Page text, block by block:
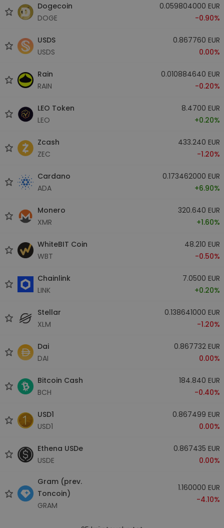
Dogecoin
DOGE
0.059804000 EUR
-0.90%
USDS
USDS
0.867760 EUR
0.00%
Rain
RAIN
0.010884640 EUR
-0.20%
LEO Token
LEO
8.4700 EUR
+0.20%
Zcash
ZEC
433.240 EUR
-1.20%
Cardano
ADA
0.173462000 EUR
+6.90%
Monero
XMR
320.640 EUR
+1.60%
WhiteBIT Coin
WBT
48.210 EUR
-0.50%
Chainlink
LINK
7.0500 EUR
+0.20%
Stellar
XLM
0.138641000 EUR
-1.20%
Dai
DAI
0.867732 EUR
0.00%
Bitcoin Cash
BCH
184.840 EUR
-0.40%
USD1
USD1
0.867499 EUR
0.00%
Ethena USDe
USDE
0.867435 EUR
0.00%
Gram (prev.
Toncoin)
GRAM
1.160000 EUR
-4.10%